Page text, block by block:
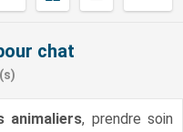
chat
animaliers, prendre soin